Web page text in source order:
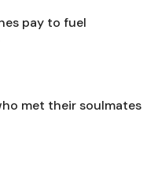
pay to fuel
met their soulmates